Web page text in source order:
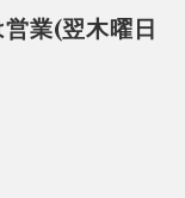
業(翌木曜日